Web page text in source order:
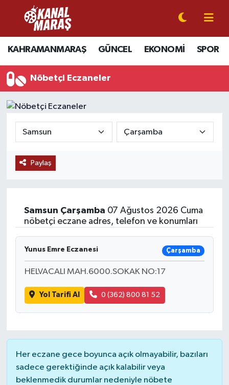
KAHRAMANMARAŞ GÜNCEL EKONOMİ SPOR
Nöbetçi Eczaneler
Paylaş
Samsun Çarşamba 07 Ağustos 2026 Cuma
nöbetçi eczane adres, telefon ve konumları
Yunus Emre Eczanesi Çarşamba
HELVACALI MAH.6000.SOKAK NO:17
Yol Tarifi Al 0 (362) 800 81 52
Her eczane gece boyunca açık olmayabilir, bazıları
sadece gerektiğinde açık kalabilir veya
beklenmedik durumlar nedeniyle nöbete
CANLI YAYIN
KAHRAMANMARAŞ
GÜNCEL
SİYASET
EKONOMİ
MAGAZİN
SAĞLIK
EĞİTİM
BÖLGE
POPÜLER
DÜNYA
Kahramanmaraş Nöbetçi Eczaneler
Kahramanmaraş Hava Durumu
Kahramanmaraş Namaz Vakitleri
Süper Lig Puan Durumu ve Fikstür
Tüm Manşetler
Haber Arşivi